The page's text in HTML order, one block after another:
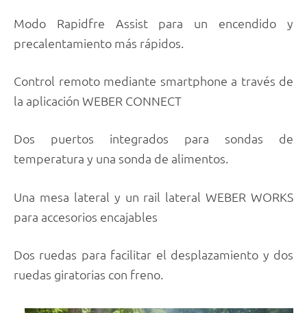
Modo Rapidfre Assist para un encendido y
precalentamiento más rápidos.
Control remoto mediante smartphone a través de
la aplicación WEBER CONNECT
Dos puertos integrados para sondas de
temperatura y una sonda de alimentos.
Una mesa lateral y un rail lateral WEBER WORKS
para accesorios encajables
Dos ruedas para facilitar el desplazamiento y dos
ruedas giratorias con freno.